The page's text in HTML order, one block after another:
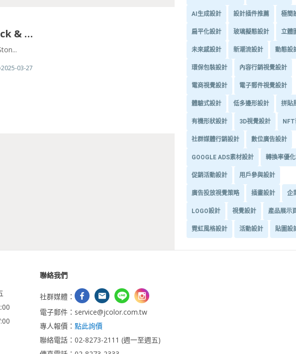
建構品牌的第一印象｜South Texas Brick & Stone 名片設計
2025-03-27
AI生成設計 設計插件推薦 極簡
扁平化設計 玻璃擬態設計 立體
未來感設計 新潮流設計 動態設
環保包裝設計 內容行銷視覺設計
電商視覺設計 電子郵件視覺設計
體驗式設計 低多邊形設計 拼貼
有機形狀設計 3D視覺設計
社群媒體行銷設計 數位廣告設計
GOOGLE ADS素材設計 轉換率優
促銷活動設計 用戶參與設計
廣告投放視覺策略 插畫設計 企
LOGO設計 視覺設計 產品展示
霓虹風格設計 活動設計 貼圖設
聯絡我們
社群媒體：
電子郵件：service@jcolor.com.tw
專人報價： 點此詢價
聯絡電話：02-8273-2111 (週一至週五)